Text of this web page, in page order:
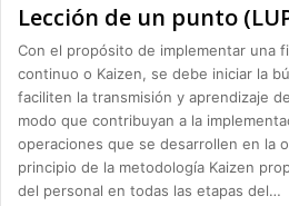
Lección de un punto
Con el propósito de implementar una
continuo o Kaizen, se debe iniciar la
faciliten la transmisión y aprendizaje
modo que contribuyan a la
operaciones que se desarrollen en la
principio de la metodología Kaizen
del personal en todas las etapas del…